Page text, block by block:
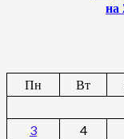
на
Пн
Вт
3
4